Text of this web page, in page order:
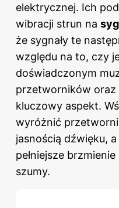
elektrycznej. Ich
wibracji strun na
że sygnały te
względu na to, czy
doświadczonym
przetworników oraz
kluczowy aspekt.
wyróżnić
jasnością dźwięku,
pełniejsze
szumy.